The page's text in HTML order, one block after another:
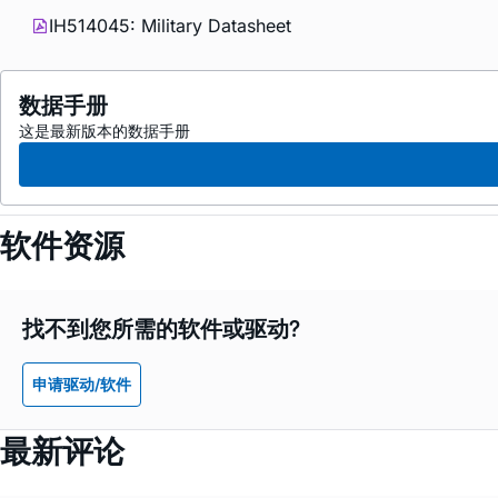
IH514045: Military Datasheet
数据手册
这是最新版本的数据手册
软件资源
找不到您所需的软件或驱动?
申请驱动/软件
最新评论